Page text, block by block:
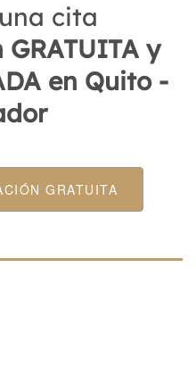
cita
y
en Quito -
GRATUITA